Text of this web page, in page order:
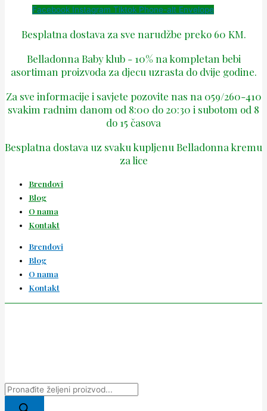
Facebook Instagram Tiktok Phone-alt Envelope
Besplatna dostava za sve narudžbe preko 60 KM.
Belladonna Baby klub - 10% na kompletan bebi
asortiman proizvoda za djecu uzrasta do dvije godine.
Za sve informacije i savjete pozovite nas na 059/260-410
svakim radnim danom od 8:00 do 20:30 i subotom od 8
do 15 časova
Besplatna dostava uz svaku kupljenu Belladonna kremu
za lice
Brendovi
Blog
O nama
Kontakt
Brendovi
Blog
O nama
Kontakt